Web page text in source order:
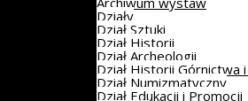
Działy
Dział Sztuki
Dział Historii
Dział Archeologii
Dział Historii Górnictwa
Dział Numizmatyczny
Dział Edukacji i Promocji